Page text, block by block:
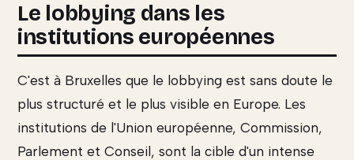
Le lobbying dans les
institutions européennes
C'est à Bruxelles que le lobbying est sans doute le
plus structuré et le plus visible en Europe. Les
institutions de l'Union européenne, Commission,
Parlement et Conseil, sont la cible d'un intense